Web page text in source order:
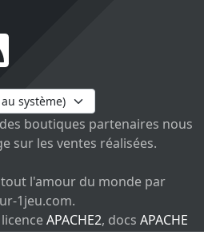
boutiques partenaires nous
sur les ventes réalisées.
l'amour du monde par
1jeu.com.
APACHE2, docs APACHE